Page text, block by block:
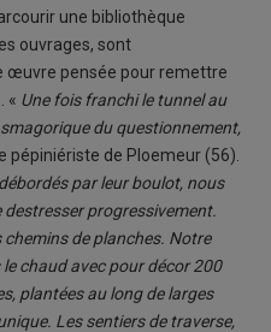
une bibliothèque
ouvrages, sont
œuvre pensée pour remettre
« Une fois franchi le tunnel au
du questionnement,
pépiniériste de Ploemeur (56).
par leur boulot, nous
progressivement.
de planches. Notre
chaud avec pour décor 200
plantées au long de larges
Les sentiers de traverse,